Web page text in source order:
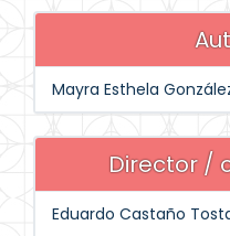
Mayra Esthela
Director /
Eduardo Castaño